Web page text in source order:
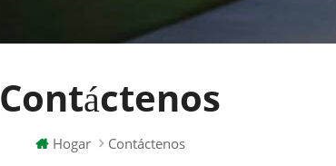
Contáctenos
Hogar Contáctenos